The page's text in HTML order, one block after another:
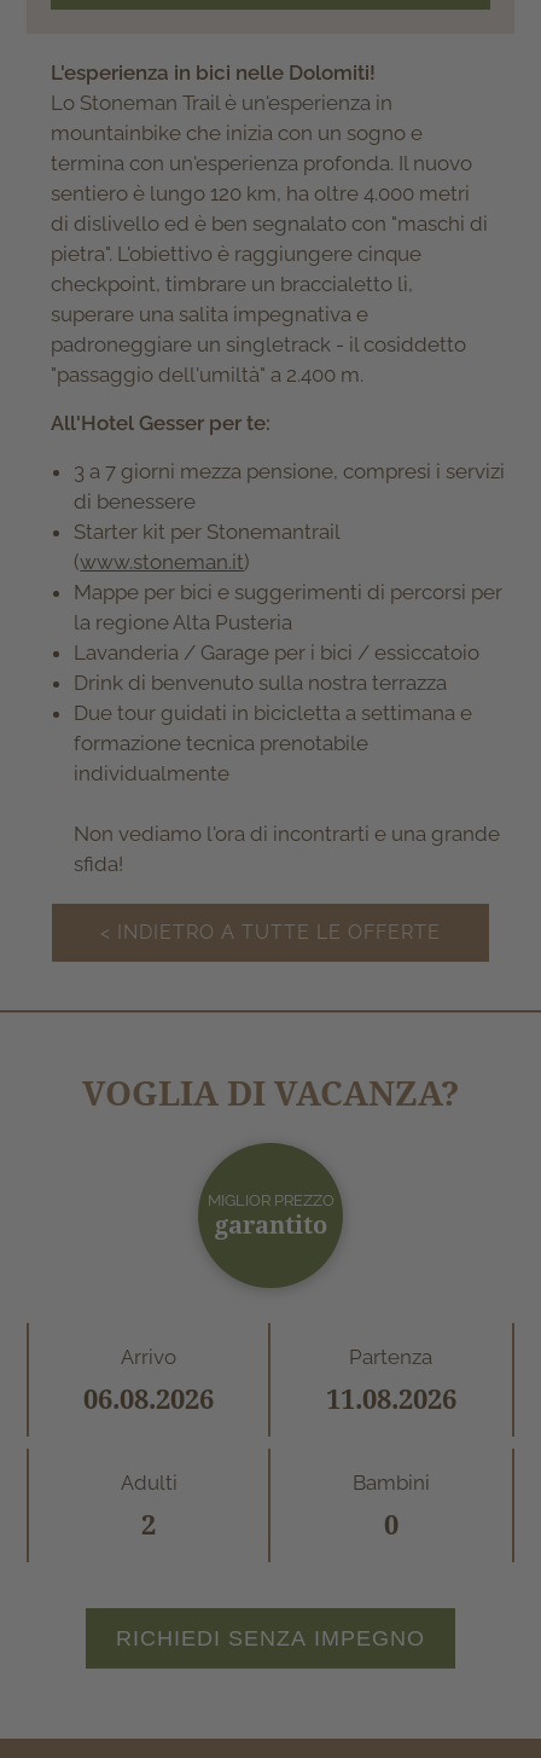
L'esperienza in bici nelle Dolomiti!
Lo Stoneman Trail è un'esperienza in
mountainbike che inizia con un sogno e
termina con un'esperienza profonda. Il nuovo
sentiero è lungo 120 km, ha oltre 4.000 metri
di dislivello ed è ben segnalato con "maschi di
pietra". L'obiettivo è raggiungere cinque
checkpoint, timbrare un braccialetto lì,
superare una salita impegnativa e
padroneggiare un singletrack - il cosiddetto
"passaggio dell'umiltà" a 2.400 m.
All'Hotel Gesser per te:
3 a 7 giorni mezza pensione, compresi i servizi
di benessere
Starter kit per Stonemantrail
(www.stoneman.it)
Mappe per bici e suggerimenti di percorsi per
la regione Alta Pusteria
Lavanderia / Garage per i bici / essiccatoio
Drink di benvenuto sulla nostra terrazza
Due tour guidati in bicicletta a settimana e
formazione tecnica prenotabile
individualmente
Non vediamo l'ora di incontrarti e una grande
sfida!
< INDIETRO A TUTTE LE OFFERTE
VOGLIA DI VACANZA?
MIGLIOR PREZZO
garantito
Arrivo Partenza
Adulti Bambini
RICHIEDI SENZA IMPEGNO